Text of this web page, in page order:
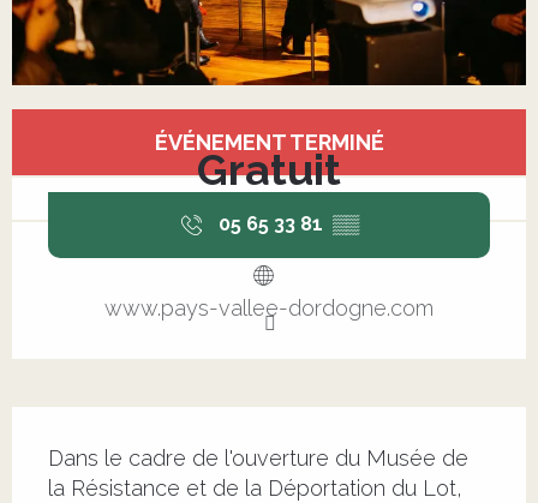
ÉVÉNEMENT TERMINÉ
Gratuit
05 65 33 81 ▒▒
www.pays-vallee-dordogne.com
Dans le cadre de l'ouverture du Musée de
la Résistance et de la Déportation du Lot,